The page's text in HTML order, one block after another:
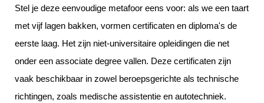
Stel je deze eenvoudige metafoor eens voor: als we een taart
met vijf lagen bakken, vormen certificaten en diploma's de
eerste laag. Het zijn niet-universitaire opleidingen die net
onder een associate degree vallen. Deze certificaten zijn
vaak beschikbaar in zowel beroepsgerichte als technische
richtingen, zoals medische assistentie en autotechniek.